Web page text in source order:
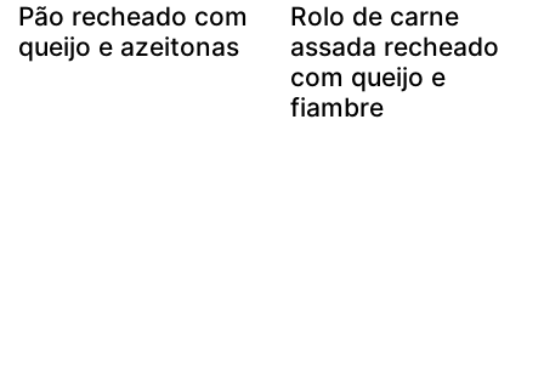
Pão recheado com
queijo e azeitonas
Rolo de carne
assada recheado
com queijo e
fiambre